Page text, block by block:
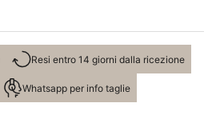
Resi entro 14 giorni dalla ricezione
Whatsapp per info taglie